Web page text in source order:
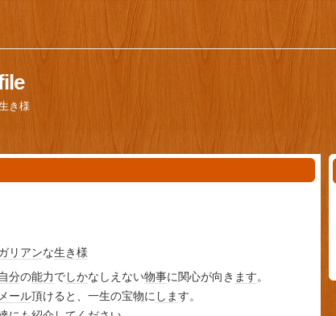
き様
リアンな生き様
自分の能力でしかなしえない物事に関心が向き ます。
メール頂けると、一生の宝物に します。